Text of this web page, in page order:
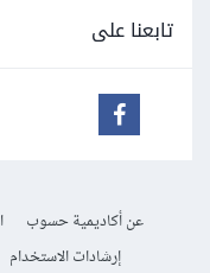
تابعنا على
عن أكاديمية حسوب
إرشادات الاستخدام